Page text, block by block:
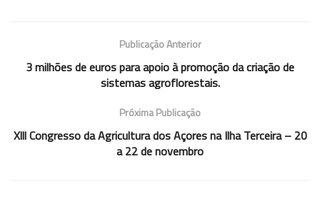
Publicação Anterior
3 milhões de euros para apoio à promoção da criação de
sistemas agroflorestais.
Próxima Publicação
Xlll Congresso da Agricultura dos Açores na Ilha Terceira – 20
a 22 de novembro